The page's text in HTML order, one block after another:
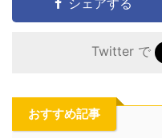
Twitter で
おすすめ記事